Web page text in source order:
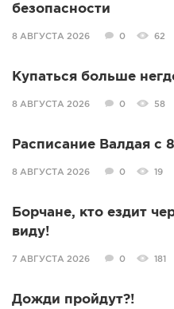
безопасности
8 АВГУСТА 2026 0 62
Купаться больше
8 АВГУСТА 2026 0 58
Расписание Валдая с
8 АВГУСТА 2026 0 19
Борчане, кто ездит
виду!
7 АВГУСТА 2026 0 181
Дожди пройдут?!